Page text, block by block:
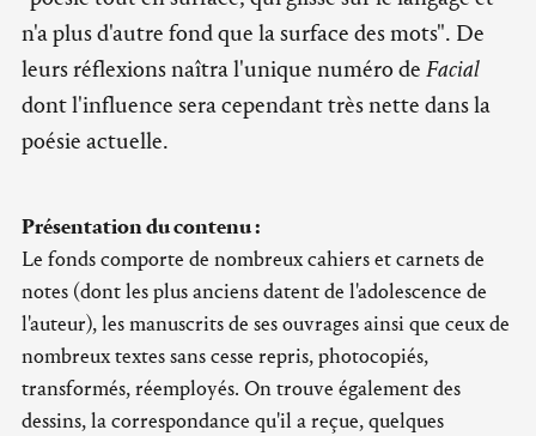
n'a plus d'autre fond que la surface des mots". De
leurs réflexions naîtra l'unique numéro de Facial
dont l'influence sera cependant très nette dans la
poésie actuelle.
Présentation du contenu :
Le fonds comporte de nombreux cahiers et carnets de
notes (dont les plus anciens datent de l'adolescence de
l'auteur), les manuscrits de ses ouvrages ainsi que ceux de
nombreux textes sans cesse repris, photocopiés,
transformés, réemployés. On trouve également des
dessins, la correspondance qu'il a reçue, quelques